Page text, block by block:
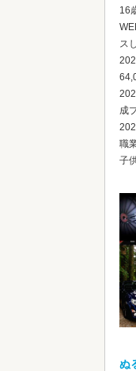
16
ス
成
職
子
ぬ